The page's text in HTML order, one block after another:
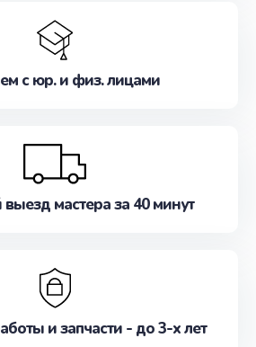
с юр. и физ. лицами
мастера за 40 минут
и запчасти - до 3-х лет